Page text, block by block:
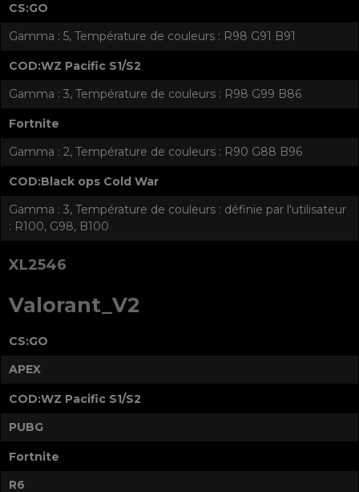
CS:GO
Gamma : 5, Température de couleurs : R98 G91 B91
COD:WZ Pacific S1/S2
Gamma : 3, Température de couleurs : R98 G99 B86
Fortnite
Gamma : 2, Température de couleurs : R90 G88 B96
COD:Black ops Cold War
Gamma : 3, Température de couleurs : définie par l'utilisateur
: R100, G98, B100
XL2546
Valorant_V2
CS:GO
APEX
COD:WZ Pacific S1/S2
PUBG
Fortnite
R6